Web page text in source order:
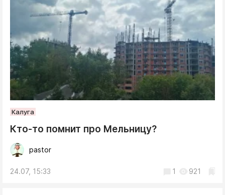
Калуга
Кто-то помнит про Мельницу?
pastor
24.07, 15:33 1 921